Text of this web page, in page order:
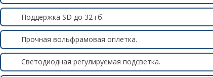
Поддержка SD до 32 гб.
Прочная вольфрамовая оплетка.
Светодиодная регулируемая подсветка.